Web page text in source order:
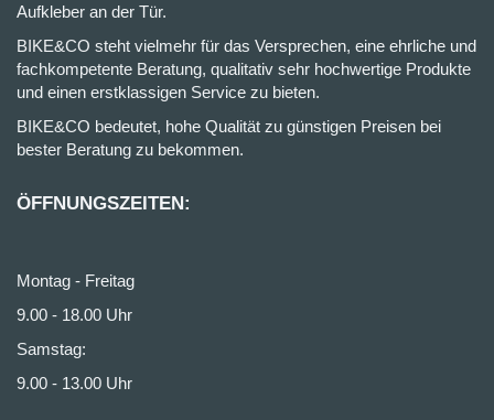
Aufkleber an der Tür.
BIKE&CO steht vielmehr für das Versprechen, eine ehrliche und
fachkompetente Beratung, qualitativ sehr hochwertige Produkte
und einen erstklassigen Service zu bieten.
BIKE&CO bedeutet, hohe Qualität zu günstigen Preisen bei
bester Beratung zu bekommen.
ÖFFNUNGSZEITEN:
Montag - Freitag
9.00 - 18.00 Uhr
Samstag:
9.00 - 13.00 Uhr